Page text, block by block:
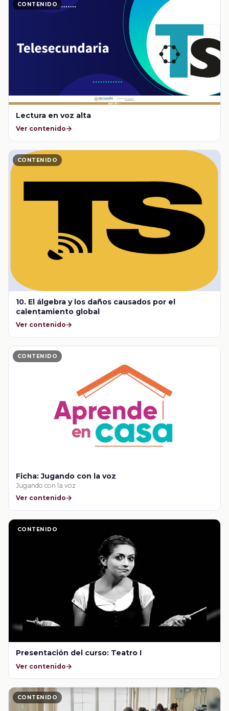
CONTENIDO
Lectura en voz alta
Ver contenido
CONTENIDO
10. El álgebra y los daños causados por el
calentamiento global
Ver contenido
CONTENIDO
Ficha: Jugando con la voz
Jugando con la voz
Ver contenido
CONTENIDO
Presentación del curso: Teatro I
Ver contenido
CONTENIDO